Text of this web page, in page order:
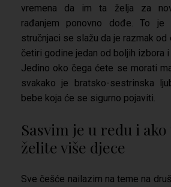
vremena da im ta želja za
rađanjem ponovno dođe. To
stručnjaci se slažu da je razmak od
četiri godine jedan od boljih izbora
Jedino oko čega ćete se morati
svakako je bratsko-sestrinska
bebe koja će se sigurno pojaviti.
Sasvim je u redu i ako
želite više djece
Sve češće nailazim na teme na